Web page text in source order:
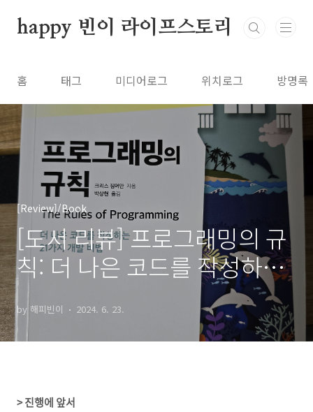
happy 빈이 라이프스토리
홈 태그 미디어로그 위치로그 방명록
[Review]/Book
[도서 리뷰] 프로그래밍의 규
칙: 더 나은 코드를 작성하는
21가지 개발 비법
by 해피빈이 2024. 6. 23.
> 진행에 앞서